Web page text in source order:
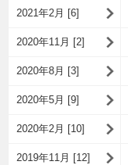
2021年2月 [6]
2020年11月 [2]
2020年8月 [3]
2020年5月 [9]
2020年2月 [10]
2019年11月 [12]